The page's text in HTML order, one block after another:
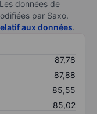
données de
par Saxo.
aux données.
87,78
87,88
85,55
85,02